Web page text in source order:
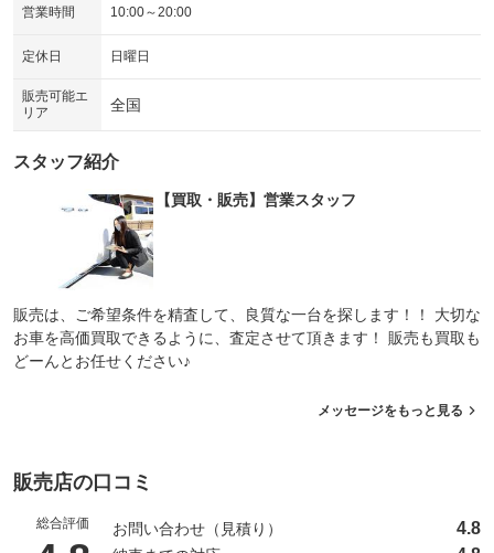
営業時間 10:00～20:00
定休日 日曜日
販売可能エ
リア
全国
スタッフ紹介
【買取・販売】営業スタッフ
販売は、ご希望条件を精査して、良質な一台を探します！！ 大切な
お車を高価買取できるように、査定させて頂きます！ 販売も買取も
どーんとお任せください♪
メッセージをもっと見る
販売店の口コミ
総合評価 お問い合わせ（見積り） 4.8